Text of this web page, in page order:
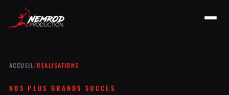
ACCUEIL /REALISATIONS
NOS PLUS GRANDS SUCCES